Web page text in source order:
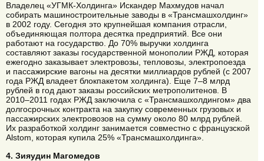
Владелец «УГМК-Холдинга» Искандер Махмудов начал
собирать машиностроительные заводы в «Трансмашхолдинг»
в 2002 году. Сегодня это крупнейшая компания отрасли,
объединяющая полтора десятка предприятий. Все они
работают на государство. До 70% выручки холдинга
составляют заказы государственной монополии РЖД, которая
ежегодно заказывает электровозы, тепловозы, электропоезда
и пассажирские вагоны на десятки миллиардов рублей (с 2007
года РЖД владеет блокпакетом холдинга). Еще 7–8 млрд
рублей в год дают заказы российских метрополитенов. В
2010–2011 годах РЖД заключила с «Трансмашхолдингом» два
долгосрочных контракта на закупку современных грузовых и
пассажирских электровозов на сумму около 80 млрд рублей.
Их разработкой холдинг занимается совместно с французской
Alstom, которая купила 25% «Трансмашхолдинга».
4. Зияудин Магомедов